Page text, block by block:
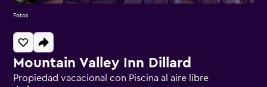
Mountain Valley Inn Dillard
Propiedad vacacional con Piscina al aire libre
Fotos